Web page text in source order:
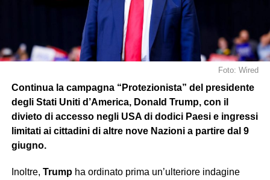
Foto: Wired
Continua la campagna “Protezionista” del presidente
degli Stati Uniti d’America, Donald Trump, con il
divieto di accesso negli USA di dodici Paesi e ingressi
limitati ai cittadini di altre nove Nazioni a partire dal 9
giugno.
Inoltre, Trumpha ordinato prima un’ulteriore indagine